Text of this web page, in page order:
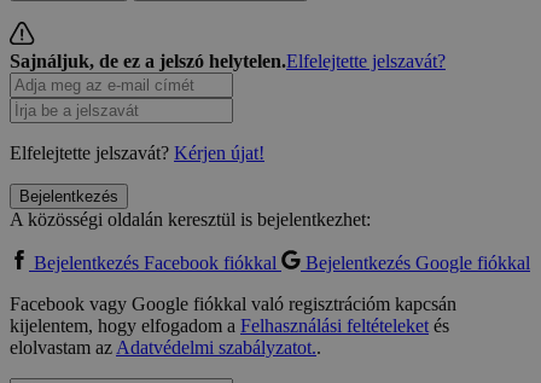
Sajnáljuk, de ez a jelszó helytelen.Elfelejtette jelszavát?
Elfelejtette jelszavát? Kérjen újat!
Bejelentkezés
A közösségi oldalán keresztül is bejelentkezhet:
Bejelentkezés Facebook fiókkal
Bejelentkezés Google fiókkal
Facebook vagy Google fiókkal való regisztrációm kapcsán
kijelentem, hogy elfogadom a Felhasználási feltételeketés
elolvastam azAdatvédelmi szabályzatot..